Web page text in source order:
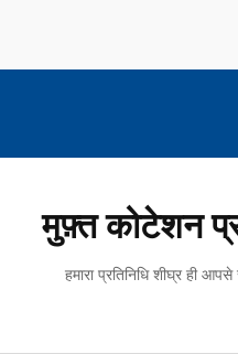
मुफ़्त कोटेशन
हमारा प्रतिनिधि शीघ्र ही